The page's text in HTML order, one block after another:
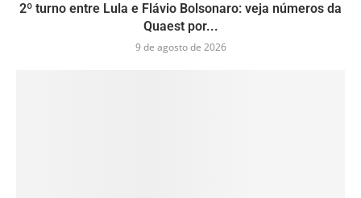
2º turno entre Lula e Flávio Bolsonaro: veja números da
Quaest por...
9 de agosto de 2026